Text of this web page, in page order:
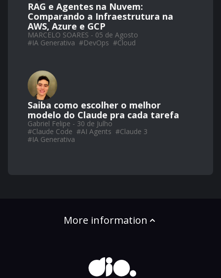
RAG e Agentes na Nuvem:
Comparando a Infraestrutura na
AWS, Azure e GCP
MARCELO SOARES - 05 de Agosto
#IA Generativa #DevOps #Cloud
Saiba como escolher o melhor
modelo do Claude pra cada tarefa
Gabriel Felipe - 30 de Julho
#Claude Code #AI Agents #Claude 3
#IA Generativa
More information